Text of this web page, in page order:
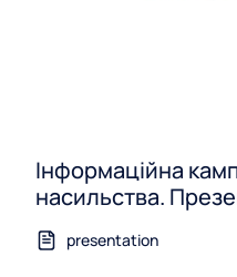
Інформаційна
насильства.
presentation